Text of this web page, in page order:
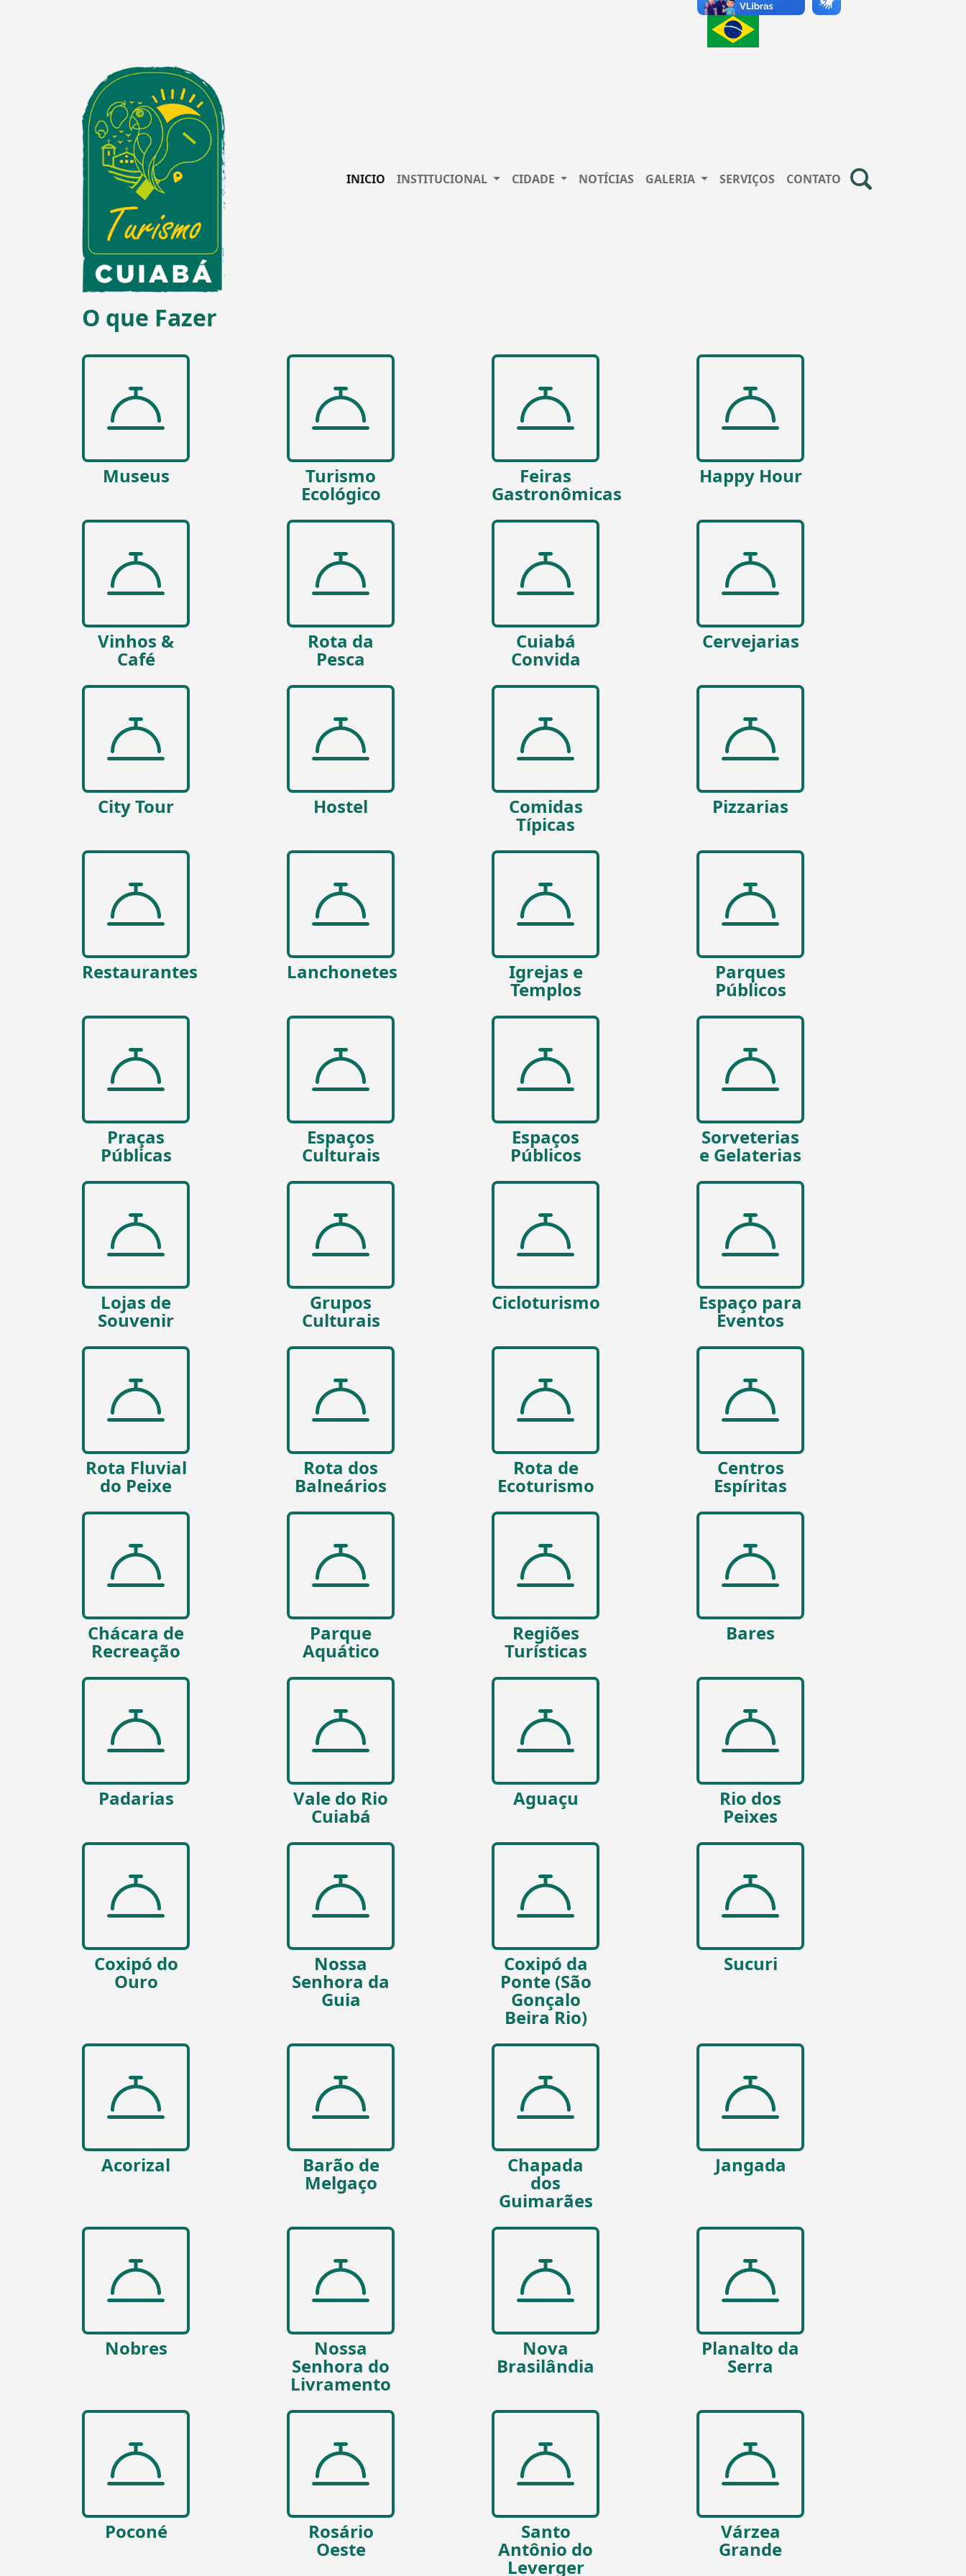
INICIO INSTITUCIONAL CIDADE NOTÍCIAS GALERIA SERVIÇOS CONTATO
O que Fazer
Museus Turismo
Ecológico
Feiras
Gastronômicas
Happy Hour
Vinhos &
Café
Rota da
Pesca
Cuiabá
Convida
Cervejarias
City Tour Hostel Comidas
Típicas
Pizzarias
Restaurantes Lanchonetes Igrejas e
Templos
Parques
Públicos
Praças
Públicas
Espaços
Culturais
Espaços
Públicos
Sorveterias
e Gelaterias
Lojas de
Souvenir
Grupos
Culturais
Cicloturismo Espaço para
Eventos
Rota Fluvial
do Peixe
Rota dos
Balneários
Rota de
Ecoturismo
Centros
Espíritas
Chácara de
Recreação
Parque
Aquático
Regiões
Turísticas
Bares
Padarias Vale do Rio
Cuiabá
Aguaçu Rio dos
Peixes
Coxipó do
Ouro
Nossa
Senhora da
Guia
Coxipó da
Ponte (São
Gonçalo
Beira Rio)
Sucuri
Acorizal Barão de
Melgaço
Chapada
dos
Guimarães
Jangada
Nobres Nossa
Senhora do
Livramento
Nova
Brasilândia
Planalto da
Serra
Poconé Rosário
Oeste
Santo
Antônio do
Leverger
Várzea
Grande